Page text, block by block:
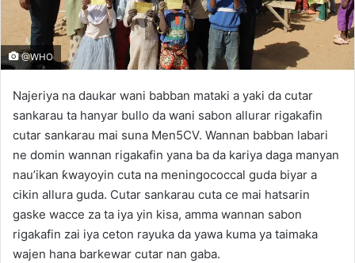
@WHO
Najeriya na daukar wani babban mataki a yaki da cutar
sankarau ta hanyar bullo da wani sabon allurar rigakafin
cutar sankarau mai suna Men5CV. Wannan babban labari
ne domin wannan rigakafin yana ba da kariya daga manyan
nau’ikan ƙwayoyin cuta na meningococcal guda biyar a
cikin allura guda. Cutar sankarau cuta ce mai hatsarin
gaske wacce za ta iya yin kisa, amma wannan sabon
rigakafin zai iya ceton rayuka da yawa kuma ya taimaka
wajen hana barkewar cutar nan gaba.